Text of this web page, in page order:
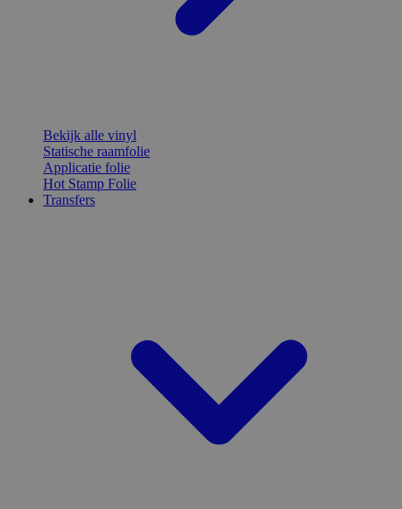
Bekijk alle vinyl
Statische raamfolie
Applicatie folie
Hot Stamp Folie
Transfers